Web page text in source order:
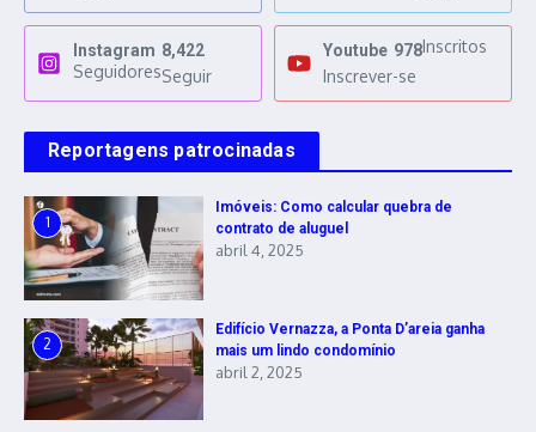
Instagram 8,422
SeguidoresSeguir
Youtube 978Inscritos
Inscrever-se
Reportagens patrocinadas
1
Imóveis: Como calcular quebra de
contrato de aluguel
abril 4, 2025
2
Edifício Vernazza, a Ponta D’areia ganha
mais um lindo condomínio
abril 2, 2025